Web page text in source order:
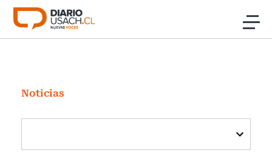
Click acá para ir directamente al contenido
Investigación
Cultura
Programas Radio y TV Usach
Noticias